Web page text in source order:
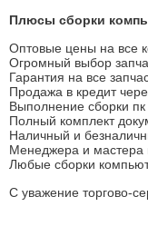
Плюсы сборки
Оптовые цены на все
Огромный выбор
Гарантия на все
Продажа в кредит
Выполнение сборки
Полный комплект
Наличный и
Менеджера и мастера
Любые сборки
С уважение торгово-